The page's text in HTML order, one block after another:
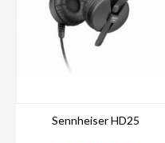
Sennheiser HD25